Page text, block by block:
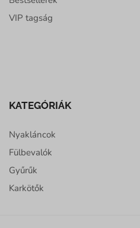
VIP tagság
KATEGÓRIÁK
Nyakláncok
Fülbevalók
Gyűrűk
Karkötők